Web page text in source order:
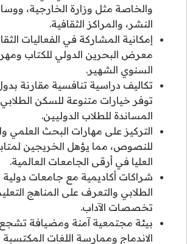
والخاصة مثل وزارة الخارجية،
النشر، والمراكز الثقافية.
إمكانية المشاركة في الفعاليات
معرض البحرين الدولي للكتاب
السنوي الشهير.
تكاليف دراسية تنافسية مقارنة
توفر خيارات متنوعة للسكن
المساندة للطلاب الدوليين.
التركيز على مهارات البحث العلمي
للنصوص، مما يؤهل الخريجين
العليا في أرقى الجامعات العالمية.
شراكات أكاديمية مع جامعات دولية
الطلابي والتعرف على المناهج
تخصصات الآداب.
بيئة مجتمعية آمنة ومضيافة
الاندماج وممارسة اللغات